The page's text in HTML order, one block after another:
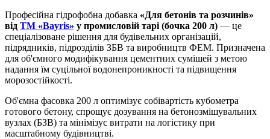
Професійна гідрофобна добавка «Для бетонів та розчинів»
від ТМ «Bayris» у промисловій тарі (бочка 200 л) — це
спеціалізоване рішення для будівельних організацій,
підрядників, підрозділів ЗБВ та виробництв ФЕМ. Призначена
для об'ємного модифікування цементних сумішей з метою
надання їм суцільної водонепроникності та підвищення
морозостійкості.
Об'ємна фасовка 200 л оптимізує собівартість кубометра
готового бетону, спрощує дозування на бетонозмішувальних
вузлах (БЗВ) та мінімізує витрати на логістику при
масштабному будівництві.